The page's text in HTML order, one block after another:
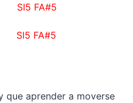
SI5 FA#5
SI5 FA#5
que aprender a moverse